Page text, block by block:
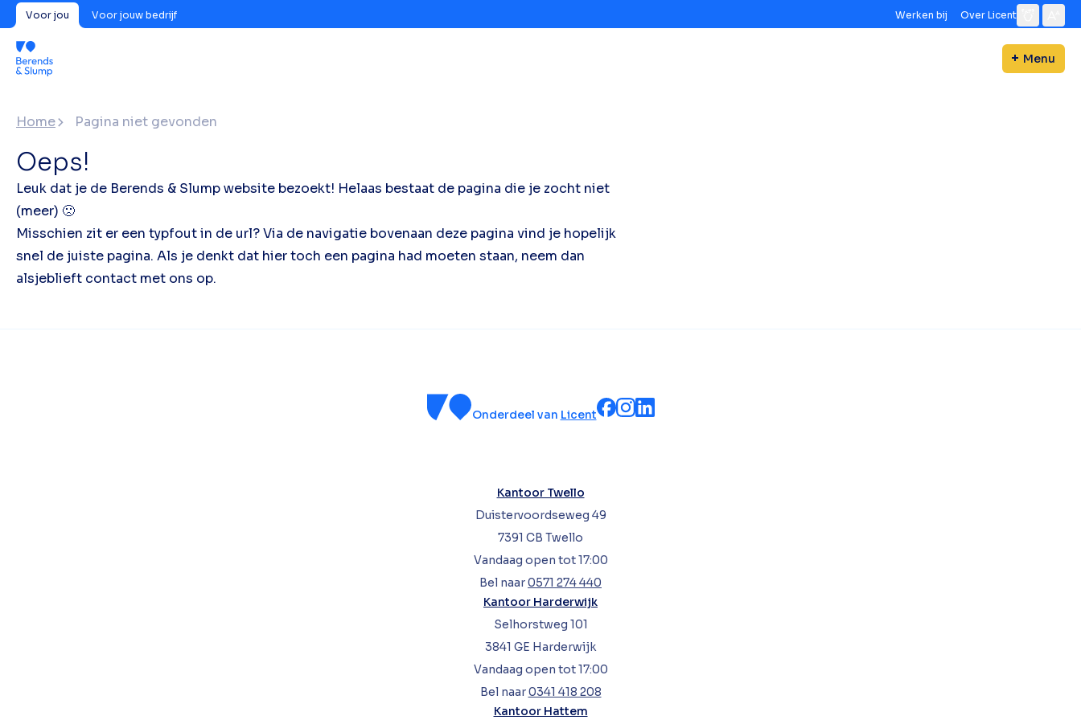
Voor jou Voor jouw bedrijf Werken bij Over Licent
Menu
Home Pagina niet gevonden
Oeps!
Leuk dat je de Berends & Slump website bezoekt! Helaas bestaat de pagina die je zocht niet
(meer) 🙁
Misschien zit er een typfout in de url? Via de navigatie bovenaan deze pagina vind je hopelijk
snel de juiste pagina. Als je denkt dat hier toch een pagina had moeten staan, neem dan
alsjeblieft contact met ons op.
Onderdeel van Licent
Kantoor Twello
Duistervoordseweg 49
7391 CB Twello
Vandaag open tot 17:00
Bel naar0571 274 440
Kantoor Harderwijk
Selhorstweg 101
3841 GE Harderwijk
Vandaag open tot 17:00
Bel naar0341 418 208
Kantoor Hattem